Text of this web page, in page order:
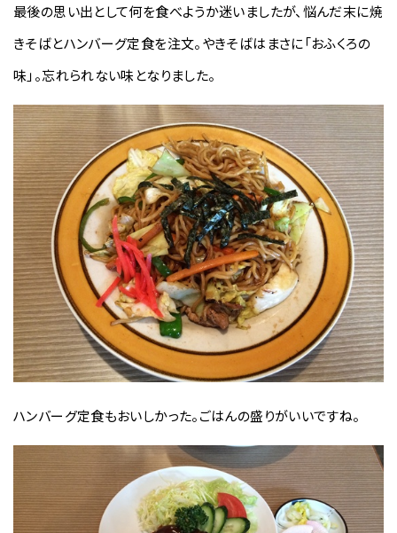
最後の思い出として何を食べようか迷いましたが、悩んだ末に焼
きそばとハンバーグ定食を注文。やきそばはまさに「おふくろの
味」。忘れられない味となりました。
ハンバーグ定食もおいしかった。ごはんの盛りがいいですね。